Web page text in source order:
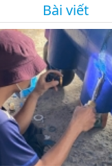
Bài viết